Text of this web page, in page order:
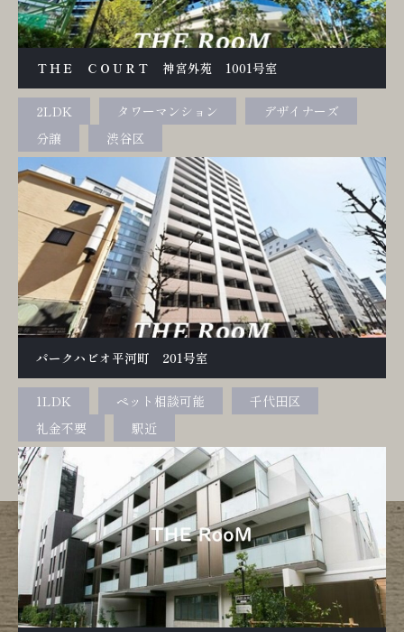
ＴＨＥ ＣＯＵＲＴ 神宮外苑 1001号室
2LDK タワーマンション
デザイナーズ
分譲
渋谷区
パークハビオ平河町 201号室
1LDK ペット相談可能
千代田区
礼金不要
駅近